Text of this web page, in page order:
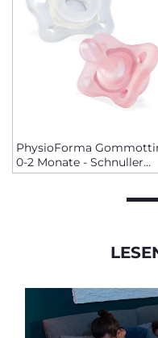
PhysioForma
0-2 Monate - Schnuller
Chicco - 2 Stück (100%